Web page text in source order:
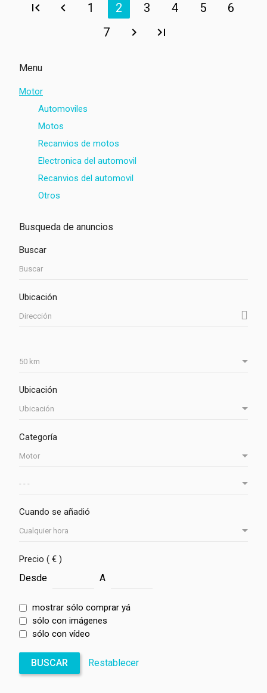
1 2 3 4 5
6
7
Menu
Motor
Automoviles
Motos
Recanvios de motos
Electronica del automovil
Recanvios del automovil
Otros
Busqueda de anuncios
Buscar
Ubicación
Ubicación
Categoría
Cuando se añadió
Precio ( € )
Desde A
mostrar sólo comprar yá
sólo con imágenes
sólo con vídeo
BUSCAR Restablecer